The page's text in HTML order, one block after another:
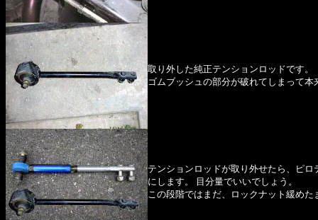
取り外した純正テンションロッドです。
ゴムブッシュの部分が破れてしまって
テンションロッドが取り外せたら、ピ
にします。 目分量でいいでしょう。
この段階ではまだ、ロックナット緩め